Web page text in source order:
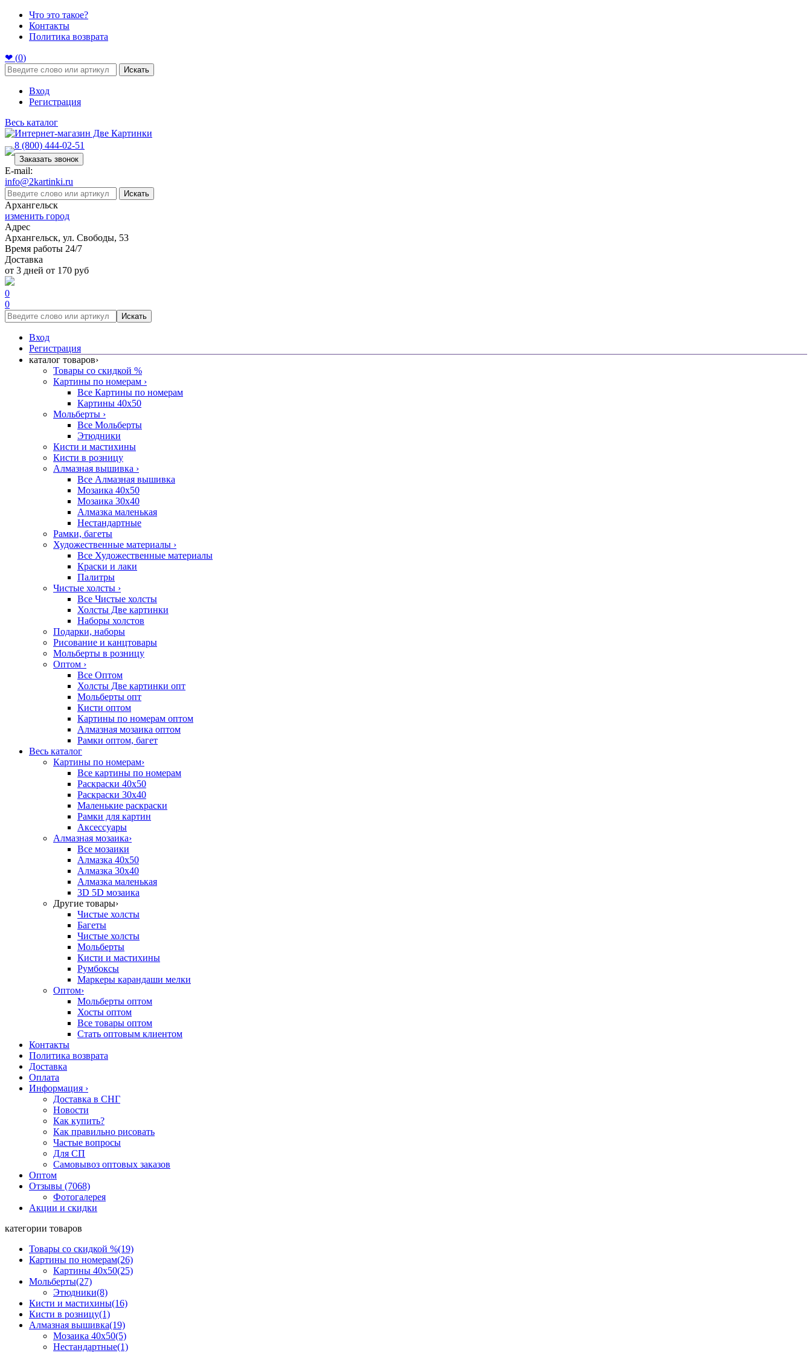
Что это такое?
Контакты
Политика возврата
❤ (0)
Искать
Вход
Регистрация
Весь каталог
8 (800) 444-02-51
Заказать звонок
E-mail:
info@2kartinki.ru
Искать
Архангельск
изменить город
Адрес
Архангельск, ул. Свободы, 53
Время работы 24/7
Доставка
от 3 дней от 170 руб
0
0
Искать
Вход
Регистрация
каталог товаров›
Товары со скидкой %
Картины по номерам ›
Все Картины по номерам
Картины 40x50
Мольберты ›
Все Мольберты
Этюдники
Кисти и мастихины
Кисти в розницу
Алмазная вышивка ›
Все Алмазная вышивка
Мозаика 40x50
Мозаика 30x40
Алмазка маленькая
Нестандартные
Рамки, багеты
Художественные материалы ›
Все Художественные материалы
Краски и лаки
Палитры
Чистые холсты ›
Все Чистые холсты
Холсты Две картинки
Наборы холстов
Подарки, наборы
Рисование и канцтовары
Мольберты в розницу
Оптом ›
Все Оптом
Холсты Две картинки опт
Мольберты опт
Кисти оптом
Картины по номерам оптом
Алмазная мозаика оптом
Рамки оптом, багет
Весь каталог
Картины по номерам›
Все картины по номерам
Раскраски 40х50
Раскраски 30х40
Маленькие раскраски
Рамки для картин
Аксессуары
Алмазная мозаика›
Все мозаики
Алмазка 40х50
Алмазка 30х40
Алмазка маленькая
3D 5D мозаика
Другие товары›
Чистые холсты
Багеты
Чистые холсты
Мольберты
Кисти и мастихины
Румбоксы
Маркеры карандаши мелки
Оптом›
Мольберты оптом
Хосты оптом
Все товары оптом
Стать оптовым клиентом
Контакты
Политика возврата
Доставка
Оплата
Информация ›
Доставка в СНГ
Новости
Как купить?
Как правильно рисовать
Частые вопросы
Для СП
Самовывоз оптовых заказов
Оптом
Отзывы (7068)
Фотогалерея
Акции и скидки
категории товаров
Товары со скидкой %(19)
Картины по номерам(26)
Картины 40x50(25)
Мольберты(27)
Этюдники(8)
Кисти и мастихины(16)
Кисти в розницу(1)
Алмазная вышивка(19)
Мозаика 40x50(5)
Нестандартные(1)